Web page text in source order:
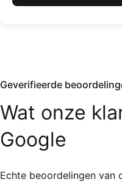
Geverifieerde
Wat onze
Google
Echte beoordelingen van